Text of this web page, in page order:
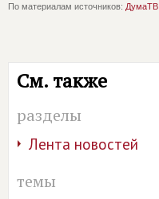
По материалам источников: ДумаТВ
См. также
разделы
Лента новостей
темы